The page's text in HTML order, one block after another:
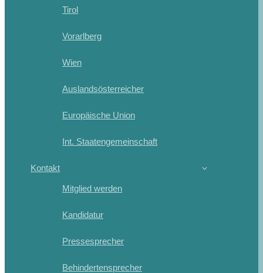
Tirol
Vorarlberg
Wien
Auslandsösterreicher
Europäische Union
Int. Staatengemeinschaft
Kontakt
Mitglied werden
Kandidatur
Pressesprecher
Behindertensprecher